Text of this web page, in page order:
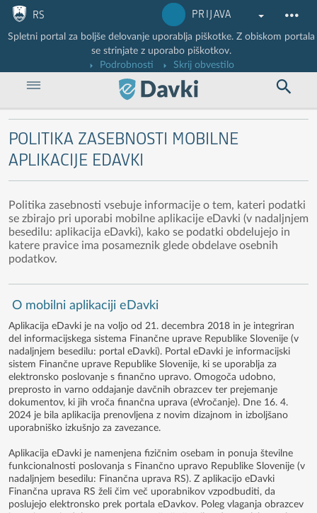
Nadaljuj na vsebino
Nadaljuj na vsebino zaprtega portala
RS PRIJAVA
Spletni portal za boljše delovanje uporablja piškotke. Z obiskom portala
se strinjate z uporabo piškotkov.
Podrobnosti
Skrij obvestilo
POLITIKA ZASEBNOSTI MOBILNE
APLIKACIJE EDAVKI
Politika zasebnosti vsebuje informacije o tem, kateri podatki
se zbirajo pri uporabi mobilne aplikacije eDavki (v nadaljnjem
besedilu: aplikacija eDavki), kako se podatki obdelujejo in
katere pravice ima posameznik glede obdelave osebnih
podatkov.
O mobilni aplikaciji eDavki
Aplikacija eDavki je na voljo od 21. decembra 2018 in je integriran
del informacijskega sistema Finančne uprave Republike Slovenije (v
nadaljnjem besedilu: portal eDavki). Portal eDavki je informacijski
sistem Finančne uprave Republike Slovenije, ki se uporablja za
elektronsko poslovanje s finančno upravo. Omogoča udobno,
preprosto in varno oddajanje davčnih obrazcev ter prejemanje
dokumentov, ki jih vroča finančna uprava (eVročanje). Dne 16. 4.
2024 je bila aplikacija prenovljena z novim dizajnom in izboljšano
uporabniško izkušnjo za zavezance.
Aplikacija eDavki je namenjena fizičnim osebam in ponuja številne
funkcionalnosti poslovanja s Finančno upravo Republike Slovenije (v
nadaljnjem besedilu: Finančna uprava RS). Z aplikacijo eDavki
Finančna uprava RS želi čim več uporabnikov vzpodbuditi, da
poslujejo elektronsko prek portala eDavkov. Poleg vlaganja obrazcev